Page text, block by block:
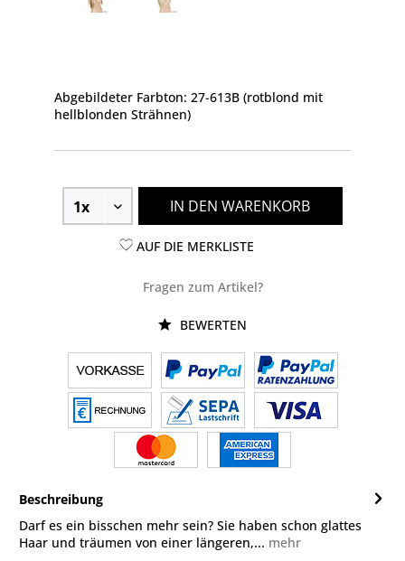
Abgebildeter Farbton: 27-613B (rotblond mit
hellblonden Strähnen)
IN DEN WARENKORB
AUF DIE MERKLISTE
Fragen zum Artikel?
BEWERTEN
Beschreibung
Darf es ein bisschen mehr sein? Sie haben schon glattes
Haar und träumen von einer längeren,... mehr